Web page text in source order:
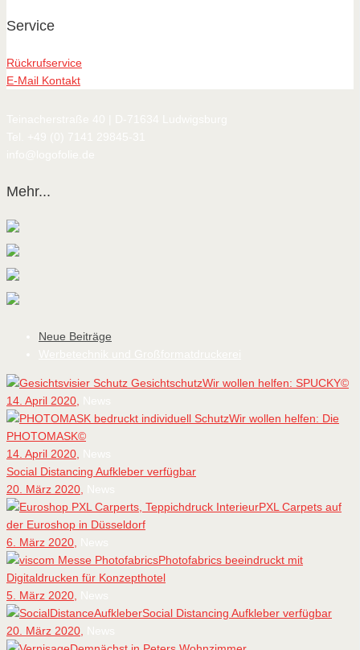
Service
Rückrufservice
E-Mail Kontakt
Mehr...
Neue Beiträge
Wir wollen helfen: SPUCKY©
14. April 2020,
Wir wollen helfen: Die
PHOTOMASK©
14. April 2020,
Social Distancing Aufkleber verfügbar
20. März 2020,
PXL Carpets auf
der Euroshop in Düsseldorf
6. März 2020,
Photofabrics beeindruckt mit
Digitaldrucken für Konzepthotel
5. März 2020,
Social Distancing Aufkleber verfügbar
20. März 2020,